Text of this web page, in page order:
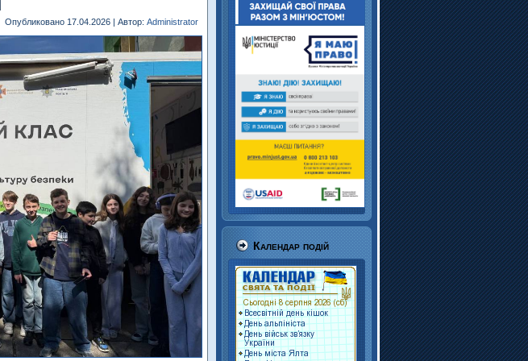
Опубликовано 17.04.2026 | Автор: Administrator
Календар подій